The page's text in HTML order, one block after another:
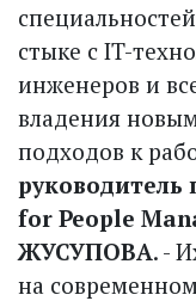
стыке с IT-
инженеров и
владения
подходов к
руководитель
for People
ЖУСУПОВА. -
на